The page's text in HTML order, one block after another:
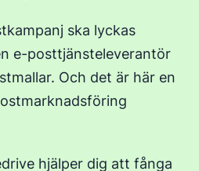
ska lyckas
e-posttjänsteleverantör
Och det är här en
hjälper dig att fånga